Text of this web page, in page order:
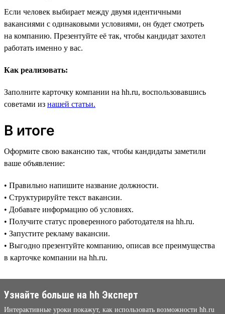
Если человек выбирает между двумя идентичными
вакансиями с одинаковыми условиями, он будет смотреть
на компанию. Презентуйте её так, чтобы кандидат захотел
работать именно у вас.
Как реализовать:
Заполните карточку компании на hh.ru, воспользовавшись
советами из нашей статьи.
В итоге
Оформите свою вакансию так, чтобы кандидаты заметили
ваше объявление:
• Правильно напишите название должности.
• Структурируйте текст вакансии.
• Добавьте информацию об условиях.
• Получите статус проверенного работодателя на hh.ru.
• Запустите рекламу вакансии.
• Выгодно презентуйте компанию, описав все преимущества
в карточке компании на hh.ru.
Узнайте больше на hh Эксперт
Интерактивные уроки покажут, как использовать возможности hh.ru